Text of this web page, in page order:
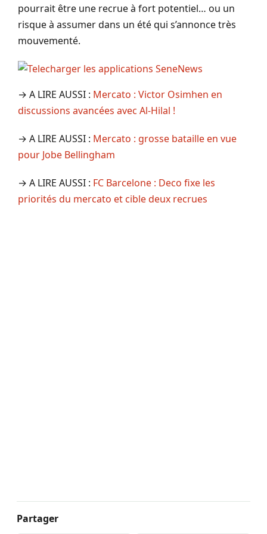
pourrait être une recrue à fort potentiel… ou un
risque à assumer dans un été qui s’annonce très
mouvementé.
→ A LIRE AUSSI : Mercato : Victor Osimhen en
discussions avancées avec Al-Hilal !
→ A LIRE AUSSI : Mercato : grosse bataille en vue
pour Jobe Bellingham
→ A LIRE AUSSI : FC Barcelone : Deco fixe les
priorités du mercato et cible deux recrues
Partager